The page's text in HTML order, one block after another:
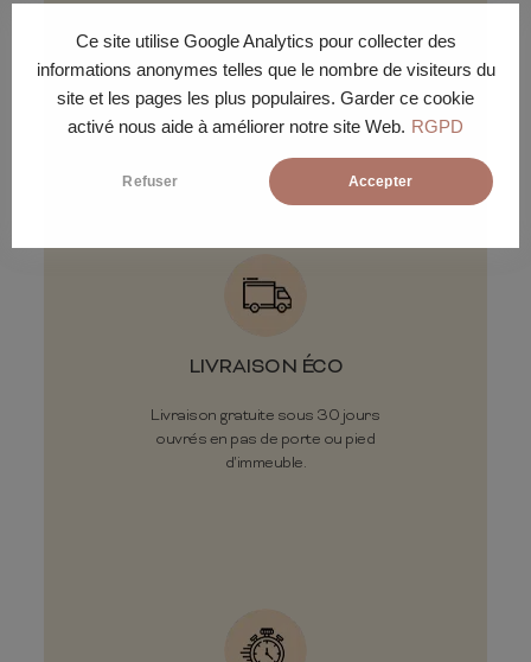
Ce site utilise Google Analytics pour collecter des
informations anonymes telles que le nombre de visiteurs du
site et les pages les plus populaires. Garder ce cookie
activé nous aide à améliorer notre site Web. RGPD
Refuser Accepter
Conditions de
livraison
LIVRAISON ÉCO
Livraison gratuite sous 30 jours
ouvrés en pas de porte ou pied
d'immeuble.